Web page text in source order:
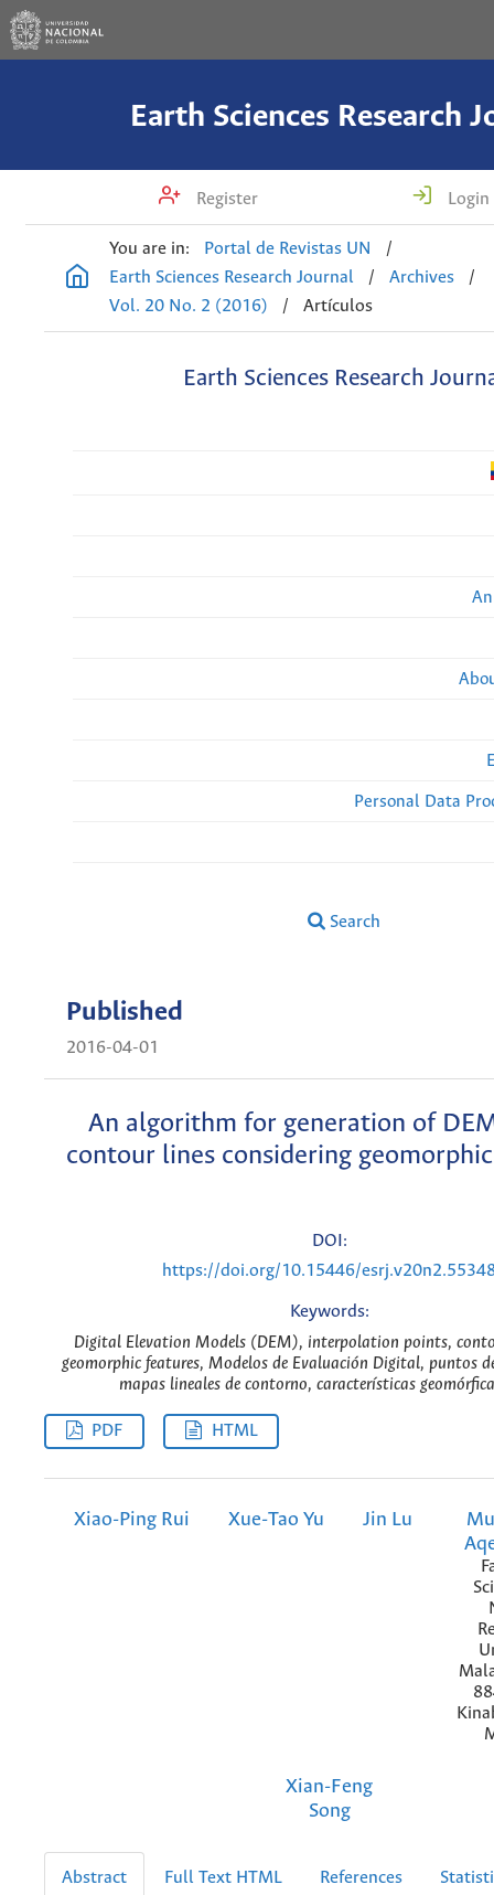
Earth Sciences Research
Register Login
You are in: Portal de Revistas UN
/
Earth Sciences Research Journal
/ Archives
/
Vol. 20 No. 2 (2016)
/ Artículos
Earth Sciences Research
Personal Data
Search
Published
2016-04-01
An algorithm for generation of
contour lines considering
DOI:
https://doi.org/10.15446/
Keywords:
Digital Elevation Models (DEM), interpolation points,
geomorphic features, Modelos de Evaluación Digital, puntos
mapas lineales de contorno, características
PDF HTML
Xiao-Ping Rui Xue-Tao Yu Jin Lu
Xian-Feng
Song
Abstract Full Text HTML References